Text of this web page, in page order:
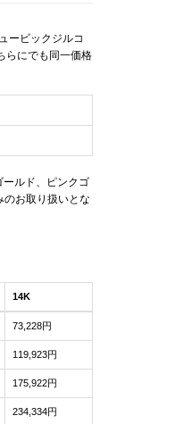
ービックジルコ
らにでも同一価格
ルド、ピンクゴ
のお取り扱いとな
14K
73,228円
119,923円
175,922円
234,334円